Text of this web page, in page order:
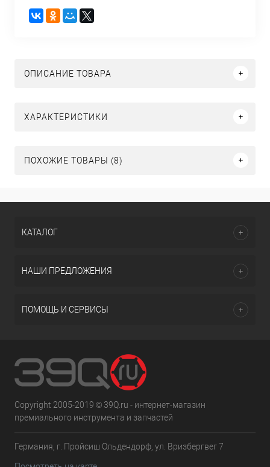
ОПИСАНИЕ ТОВАРА
ХАРАКТЕРИСТИКИ
ПОХОЖИЕ ТОВАРЫ (8)
КАТАЛОГ
НАШИ ПРЕДЛОЖЕНИЯ
ПОМОЩЬ И СЕРВИСЫ
Copyright 2005-2019 © 39Q.ru - интернет-магазин
премиального инструмента и запчастей
Германия, г. Пройсиш Ольдендорф, ул. Вризбергвег 7